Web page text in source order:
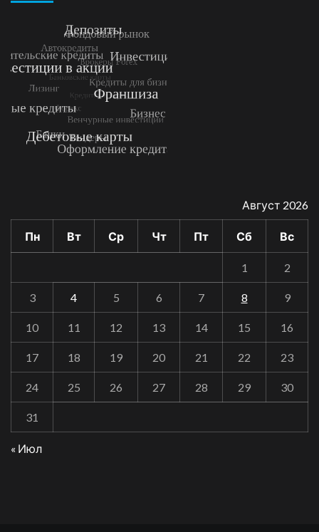
Август 2026
Пн Вт Ср Чт Пт Сб Вс
1 2
3 4 5 6 7 8 9
10 11 12 13 14 15 16
17 18 19 20 21 22 23
24 25 26 27 28 29 30
31
« Июл